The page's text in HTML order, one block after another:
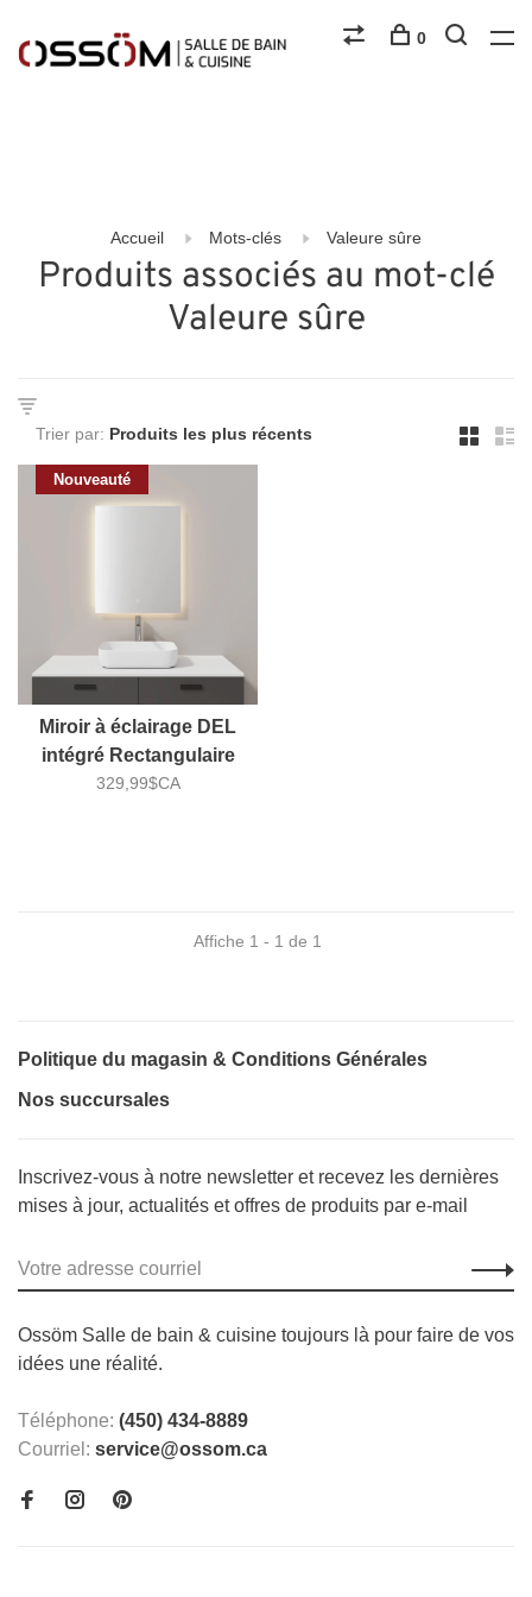
0
Accueil Mots-clés Valeure sûre
Produits associés au mot-clé
Valeure sûre
Trier par:
Nouveauté
Miroir à éclairage DEL
intégré Rectangulaire
Vertical Collection Ray
329,99$CA
Affiche 1 - 1 de 1
Politique du magasin & Conditions Générales
Nos succursales
Inscrivez-vous à notre newsletter et recevez les dernières
mises à jour, actualités et offres de produits par e-mail
Ossöm Salle de bain & cuisine toujours là pour faire de vos
idées une réalité.
Téléphone: (450) 434-8889
Courriel: service@ossom.ca